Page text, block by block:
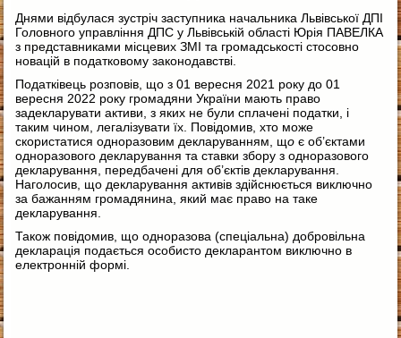
Днями відбулася зустріч заступника начальника Львівської ДПІ
Головного управління ДПС у Львівській області Юрія ПАВЕЛКА
з представниками місцевих ЗМІ та громадськості стосовно
новацій в податковому законодавстві.
Податківець розповів, що з 01 вересня 2021 року до 01
вересня 2022 року громадяни України мають право
задекларувати активи, з яких не були сплачені податки, і
таким чином, легалізувати їх. Повідомив, хто може
скористатися одноразовим декларуванням, що є об’єктами
одноразового декларування та ставки збору з одноразового
декларування, передбачені для об’єктів декларування.
Наголосив, що декларування активів здійснюється виключно
за бажанням громадянина, який має право на таке
декларування.
Також повідомив, що одноразова (спеціальна) добровільна
декларація подається особисто декларантом виключно в
електронній формі.